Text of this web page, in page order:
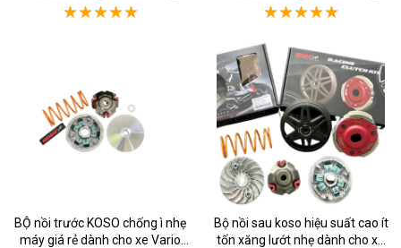
BỘ nồi trước KOSO chống ì nhẹ
máy giá rẻ dành cho xe Vario
Bộ nồi sau koso hiệu suất cao ít
tốn xăng lướt nhẹ dành cho xe